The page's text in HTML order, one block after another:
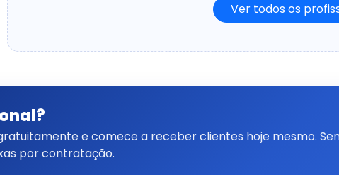
Ver todos os
e comece a receber clientes hoje mesmo.
por contratação.